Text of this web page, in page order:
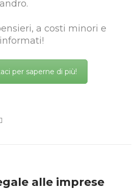
a costi minori e
per saperne di più!
alle imprese